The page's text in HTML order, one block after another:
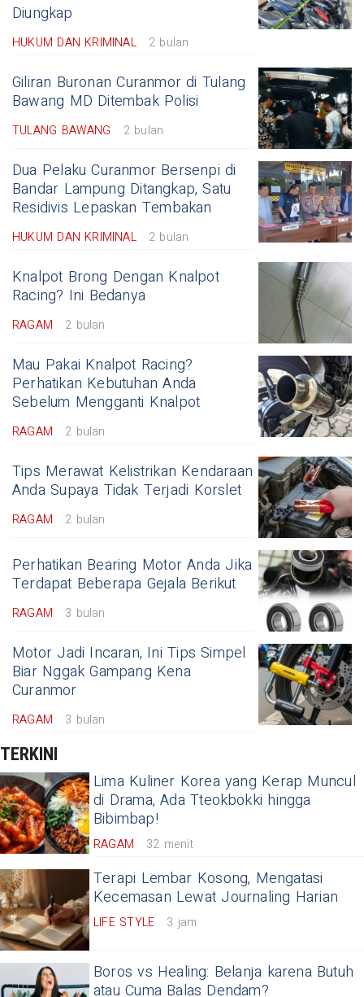
Diungkap
HUKUM DAN KRIMINAL 2 bulan
Giliran Buronan Curanmor di Tulang
Bawang MD Ditembak Polisi
TULANG BAWANG 2 bulan
Dua Pelaku Curanmor Bersenpi di
Bandar Lampung Ditangkap, Satu
Residivis Lepaskan Tembakan
HUKUM DAN KRIMINAL 2 bulan
Knalpot Brong Dengan Knalpot
Racing? Ini Bedanya
RAGAM 2 bulan
Mau Pakai Knalpot Racing?
Perhatikan Kebutuhan Anda
Sebelum Mengganti Knalpot
RAGAM 2 bulan
Tips Merawat Kelistrikan Kendaraan
Anda Supaya Tidak Terjadi Korslet
RAGAM 2 bulan
Perhatikan Bearing Motor Anda Jika
Terdapat Beberapa Gejala Berikut
RAGAM 3 bulan
Motor Jadi Incaran, Ini Tips Simpel
Biar Nggak Gampang Kena
Curanmor
RAGAM 3 bulan
TERKINI
Lima Kuliner Korea yang Kerap Muncul
di Drama, Ada Tteokbokki hingga
Bibimbap!
RAGAM 32 menit
Terapi Lembar Kosong, Mengatasi
Kecemasan Lewat Journaling Harian
LIFE STYLE 3 jam
Boros vs Healing: Belanja karena Butuh
atau Cuma Balas Dendam?